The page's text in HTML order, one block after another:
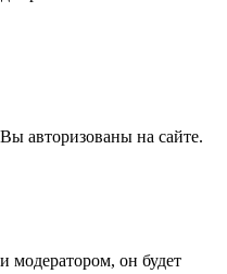
авторизованы на сайте.
модератором, он будет